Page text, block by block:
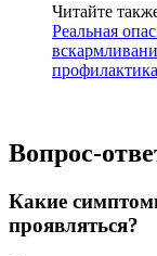
Читайте
Реальная
профилактика
Вопрос-
Какие
проявляться?